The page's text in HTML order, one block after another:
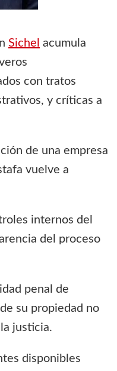
Sichel acumula
con tratos
y críticas a
de una empresa
vuelve a
internos del
del proceso
penal de
su propiedad no
justicia.
disponibles